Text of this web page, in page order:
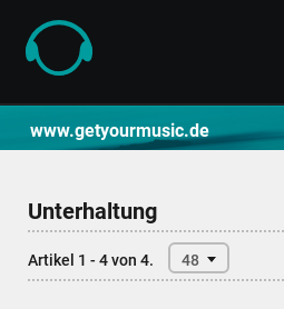
www.getyourmusic.de
Unterhaltung
Artikel 1 - 4 von 4. 48